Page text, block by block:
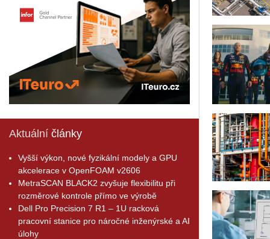
Aktuální články
Vyšší výkon, nové fyzikální modely a GPU
akcelerace v OpenFOAM v2606
MetraSCAN BLACK2 zvyšuje flexibilitu při
rozměrové kontrole přímo ve výrobě
Dell Pro Precision 7 R1 – 1U racková
pracovní stanice pro náročné inženýrské a AI
úlohy